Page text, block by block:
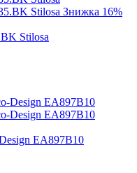
Знижка 16%
Stilosa
EA897B10